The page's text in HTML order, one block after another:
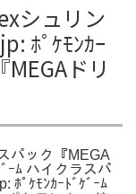
シュリン
ﾎﾟｹﾓﾝｶｰ
ドリ
パック『MEGA
ｰﾑ ハイクラスパ
ﾎﾟｹﾓﾝｶｰﾄﾞｹﾞｰﾑ